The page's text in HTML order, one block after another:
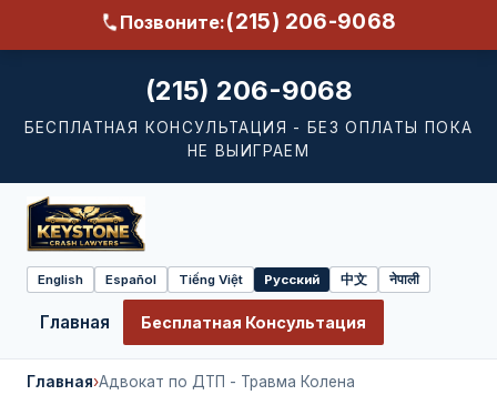
Позвоните:(215) 206-9068
(215) 206-9068
БЕСПЛАТНАЯ КОНСУЛЬТАЦИЯ - БЕЗ ОПЛАТЫ ПОКА
НЕ ВЫИГРАЕМ
Select
language
English Español Tiếng Việt Русский 中文 नेपाली
Главная Бесплатная Консультация
Главная›Адвокат по ДТП - Травма Колена